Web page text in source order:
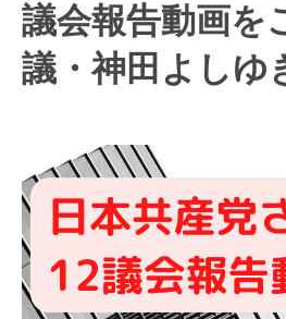
議会報告動画を
議・神田よしゆ